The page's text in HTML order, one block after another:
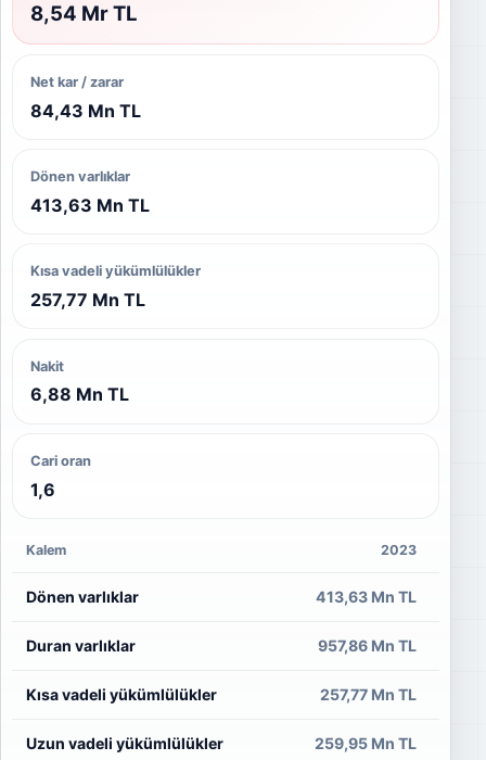
8,54 Mr TL
Net kar / zarar
84,43 Mn TL
Dönen varlıklar
413,63 Mn TL
Kısa vadeli yükümlülükler
257,77 Mn TL
Nakit
6,88 Mn TL
Cari oran
1,6
Kalem 2023
Dönen varlıklar 413,63 Mn TL
Duran varlıklar 957,86 Mn TL
Kısa vadeli yükümlülükler 257,77 Mn TL
Uzun vadeli yükümlülükler 259,95 Mn TL